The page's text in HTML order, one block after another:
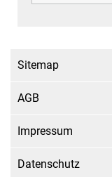
Sitemap
AGB
Impressum
Datenschutz